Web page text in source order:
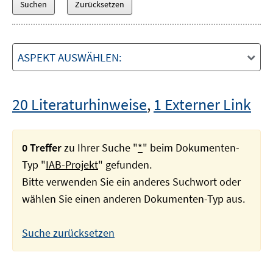
ASPEKT AUSWÄHLEN:
20 Literaturhinweise, 1 Externer Link
0 Trefferzu Ihrer Suche "*" beim Dokumenten-
Typ "IAB-Projekt" gefunden.
Bitte verwenden Sie ein anderes Suchwort oder
wählen Sie einen anderen Dokumenten-Typ aus.
Suche zurücksetzen